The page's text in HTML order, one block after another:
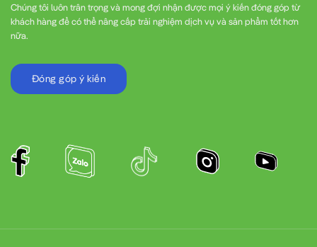
Chúng tôi luôn trân trọng và mong đợi nhận được mọi ý kiến đóng góp từ
khách hàng để có thể nâng cấp trải nghiệm dịch vụ và sản phẩm tốt hơn
nữa.
Đóng góp ý kiến